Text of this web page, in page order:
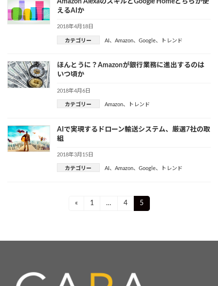
えるAIか
2018年4月18日
カテゴリー AI 、 Amazon、 Google、 トレンド
ほんとうに？Amazonが銀行業務に進出するのは
いつ頃か
2018年4月6日
カテゴリー Amazon、 トレンド
AIで実現するドローン輸送システム、厳選7社の取
組
2018年3月15日
カテゴリー AI、 Amazon、 Google、 トレンド
« Page
1 … Page
4 Page
5